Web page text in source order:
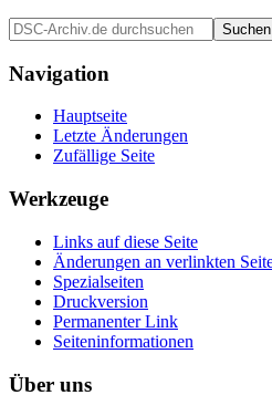
Navigation
Hauptseite
Letzte Änderungen
Zufällige Seite
Werkzeuge
Links auf diese Seite
Änderungen an verlinkten
Spezialseiten
Druckversion
Permanenter Link
Seiten­informationen
Über uns